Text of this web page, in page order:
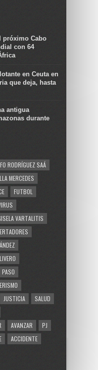
próximo Cabo
con 64
en Ceuta en
que deja, hasta
antigua
durante
RODRÍGUEZ SAÁ
MERCEDES
FUTBOL
VARTALITIS
PASO
JUSTICIA
SALUD
AVANZAR
PJ
ACCIDENTE